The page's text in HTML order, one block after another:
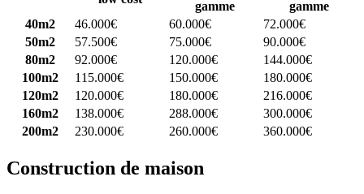
gamme
gamme
40m2
46.000€ 60.000€
72.000€
50m2
57.500€ 75.000€
90.000€
80m2
92.000€ 120.000€
144.000€
100m2
115.000€ 150.000€
180.000€
120m2
120.000€ 180.000€
216.000€
160m2
138.000€ 288.000€
300.000€
200m2
230.000€ 260.000€ 360.000€
Construction de maison